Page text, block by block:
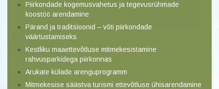
Piirkondade kogemusvahetus ja tegevusrühmade
koostöö arendamine
Pärand ja traditsioonid – võti piirkondade
väärtustamiseks
Kestliku maaettevõtluse mitmekesistamine
rahvusparkidega piirkonnas
Arukate külade arenguprogramm
Mitmekesise säästva turismi ettevõtluse ühisarendamine